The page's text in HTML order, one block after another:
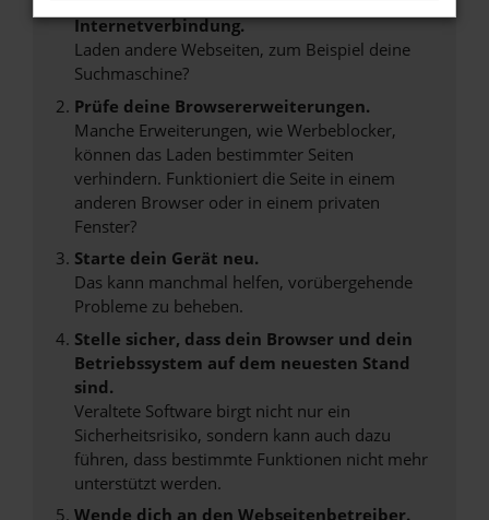
Internetverbindung.
Laden andere Webseiten, zum Beispiel deine
Suchmaschine?
Prüfe deine Browsererweiterungen.
Manche Erweiterungen, wie Werbeblocker,
können das Laden bestimmter Seiten
verhindern. Funktioniert die Seite in einem
anderen Browser oder in einem privaten
Fenster?
Starte dein Gerät neu.
Das kann manchmal helfen, vorübergehende
Probleme zu beheben.
Stelle sicher, dass dein Browser und dein
Betriebssystem auf dem neuesten Stand
sind.
Veraltete Software birgt nicht nur ein
Sicherheitsrisiko, sondern kann auch dazu
führen, dass bestimmte Funktionen nicht mehr
unterstützt werden.
Wende dich an den Webseitenbetreiber.